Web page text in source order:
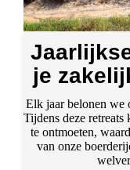
je
Elk jaar belonen we
Tijdens deze retreats
te ontmoeten,
van onze